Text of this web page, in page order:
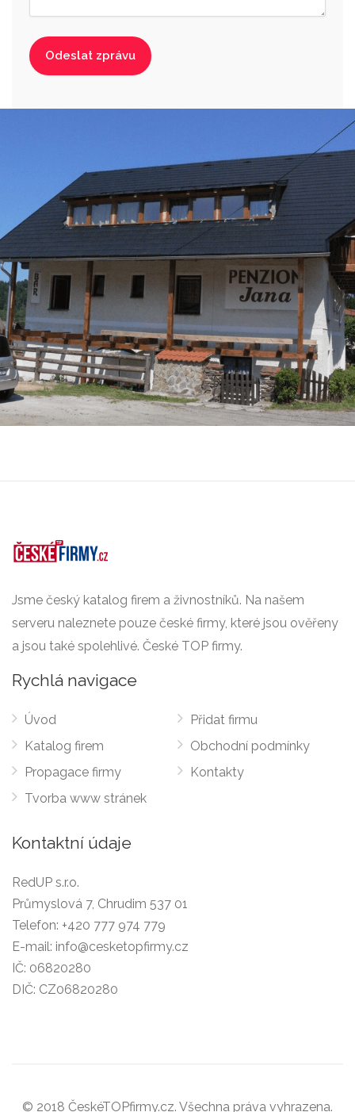
Jsme český katalog firem a živnostníků. Na našem
serveru naleznete pouze české firmy, které jsou ověřeny
a jsou také spolehlivé. České TOP firmy.
Rychlá navigace
Úvod
Katalog firem
Propagace firmy
Tvorba www stránek
Přidat firmu
Obchodní podmínky
Kontakty
Kontaktní údaje
RedUP s.r.o.
Průmyslová 7, Chrudim 537 01
Telefon: +420 777 974 779
E-mail: info@cesketopfirmy.cz
IČ: 06820280
DIČ: CZ06820280
© 2018 ČeskéTOPfirmy.cz. Všechna práva vyhrazena.